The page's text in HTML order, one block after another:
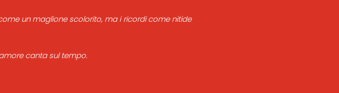
un maglione scolorito, ma i ricordi come nitide
canta sul tempo.